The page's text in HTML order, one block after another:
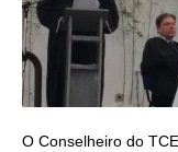
O Conselheiro do